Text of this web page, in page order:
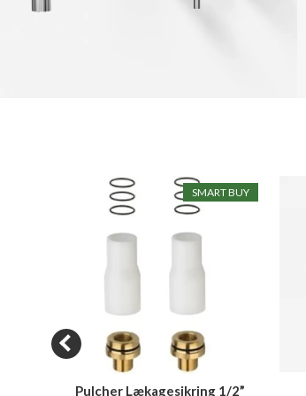
SMART BUY
Pulcher Lækagesikring 1/2”